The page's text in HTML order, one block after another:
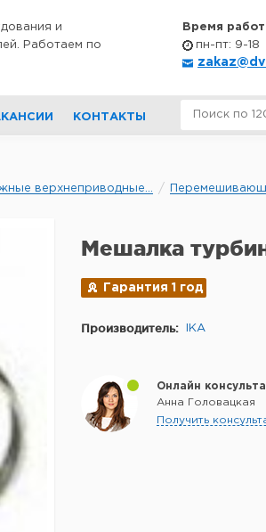
и
Работаем по
Время
пн-пт: 9-18
КОНТАКТЫ
верхнеприводные...
Мешалка
Гарантия 1 год
Производитель: IKA
Онлайн
Анна Головацкая
Получить